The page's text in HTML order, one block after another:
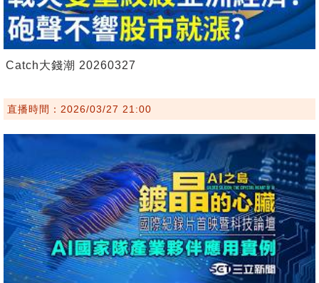
Catch大錢潮 20260327
直播時間：2026/03/27 21:00